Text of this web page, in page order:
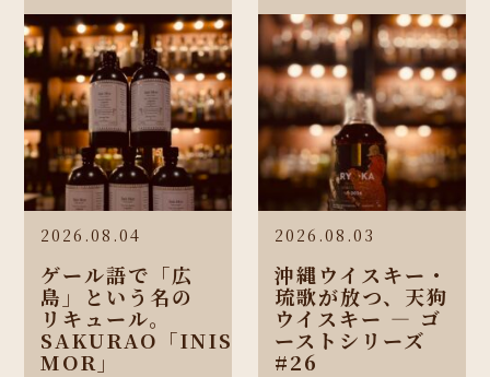
2026.08.04
ゲール語で「広
島」という名の
リキュール。
SAKURAO「INIS
MOR」
2026.08.03
沖縄ウイスキー・
琉歌が放つ、天狗
ウイスキー ― ゴ
ーストシリーズ
#26